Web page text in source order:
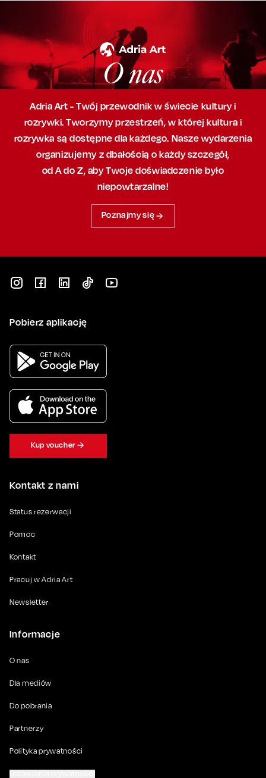
O nas
Adria Art - Twój przewodnik w świecie kultury i
rozrywki. Tworzymy przestrzeń,w której kultura i
rozrywka są dostępne dla każdego. Nasze wydarzenia
organizujemy z dbałością o każdy szczegół,
od A do Z, abyTwoje doświadczenie było
niepowtarzalne!
Poznajmy się
Kontakt z nami
Status rezerwacji
Pomoc
Kontakt
Pracuj w Adria Art
Newsletter
Informacje
O nas
Dla mediów
Do pobrania
Partnerzy
Polityka prywatności
Pobierz aplikację
Kup voucher